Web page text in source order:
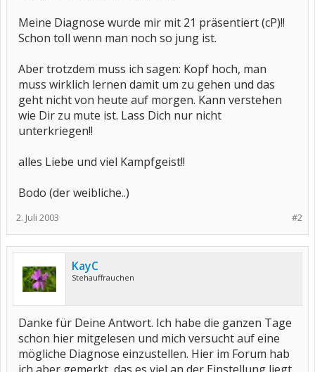
Meine Diagnose wurde mir mit 21 präsentiert (cP)!!
Schon toll wenn man noch so jung ist.
Aber trotzdem muss ich sagen: Kopf hoch, man
muss wirklich lernen damit um zu gehen und das
geht nicht von heute auf morgen. Kann verstehen
wie Dir zu mute ist. Lass Dich nur nicht
unterkriegen!!
alles Liebe und viel Kampfgeist!!
Bodo (der weibliche..)
#2
2. Juli 2003
KayC
Stehauffrauchen
Danke für Deine Antwort. Ich habe die ganzen Tage
schon hier mitgelesen und mich versucht auf eine
mögliche Diagnose einzustellen. Hier im Forum hab